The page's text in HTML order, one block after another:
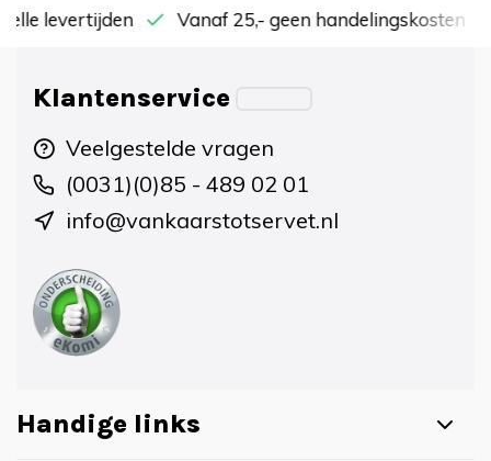
levertijden Vanaf 25,- geen handelingskosten
Klantenservice
Veelgestelde vragen
(0031)(0)85 - 489 02 01
info@vankaarstotservet.nl
Handige links